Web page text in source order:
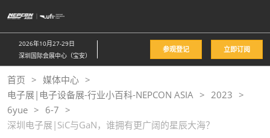
接
跳
至
内
容
2026年10月27-29日
深圳国际会展中心（宝安）
参观登记 立即订阅
首页
媒体中心
电子展|电子设备展-行业小百科-NEPCON ASIA
2023
6yue
6-7
深圳电子展|SiC与GaN，谁拥有更广阔的星辰大海？